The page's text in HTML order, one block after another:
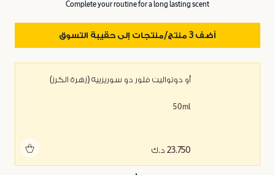
أو دوتواليت فلور دو سوريزييه (زهرة الكرز)
50ml
23.750 د.ك
Complete your routine for a long lasting scent
أضف 3 منتج/منتجات إلى حقيبة التسوق